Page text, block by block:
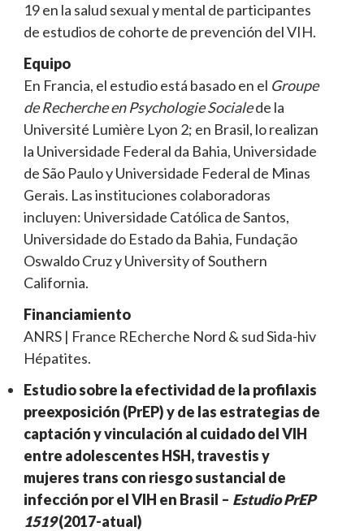
19 en la salud sexual y mental de participantes
de estudios de cohorte de prevención del VIH.
Equipo
En Francia, el estudio está basado en el Groupe
de Recherche en Psychologie Socialede la
Université Lumière Lyon 2; en Brasil, lo realizan
la Universidade Federal da Bahia, Universidade
de São Paulo y Universidade Federal de Minas
Gerais. Las instituciones colaboradoras
incluyen: Universidade Católica de Santos,
Universidade do Estado da Bahia, Fundação
Oswaldo Cruz y University of Southern
California.
Financiamiento
ANRS | France REcherche Nord & sud Sida-hiv
Hépatites.
Estudio sobre la efectividad de la profilaxis
preexposición (PrEP) y de las estrategias de
captación y vinculación al cuidado del VIH
entre adolescentes HSH, travestis y
mujeres trans con riesgo sustancial de
infección por el VIH en Brasil – Estudio PrEP
1519(2017-atual)